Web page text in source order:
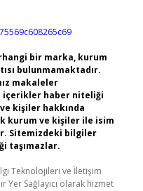
bir marka, kurum
bulunmamaktadır.
makaleler
içerikler haber niteliği
kişiler hakkında
kurum ve kişiler ile isim
Sitemizdeki bilgiler
taşımazlar.
Teknolojileri ve İletişim
Yer Sağlayıcı olarak hizmet